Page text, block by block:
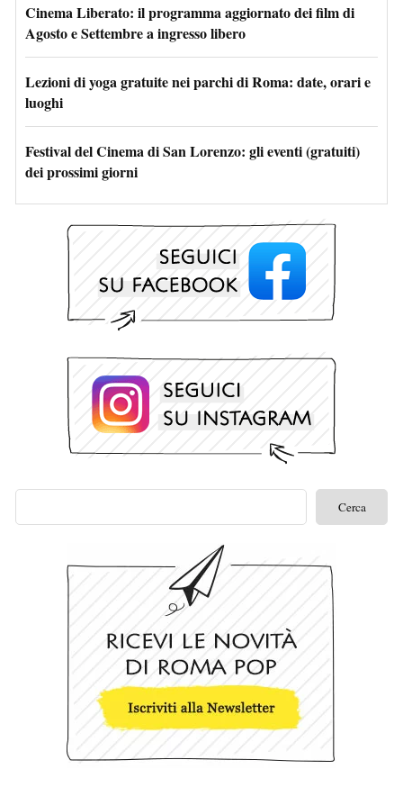
Cinema Liberato: il programma aggiornato dei film di
Agosto e Settembre a ingresso libero
Lezioni di yoga gratuite nei parchi di Roma: date, orari e
luoghi
Festival del Cinema di San Lorenzo: gli eventi (gratuiti)
dei prossimi giorni